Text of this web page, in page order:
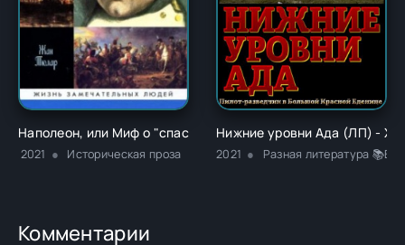
Наполеон, или Миф о "спасителе" - Жан Тюлар
2021 Историческая проза
Нижние уровни Ада (ЛП) -
2021 Разная литература
Комментарии